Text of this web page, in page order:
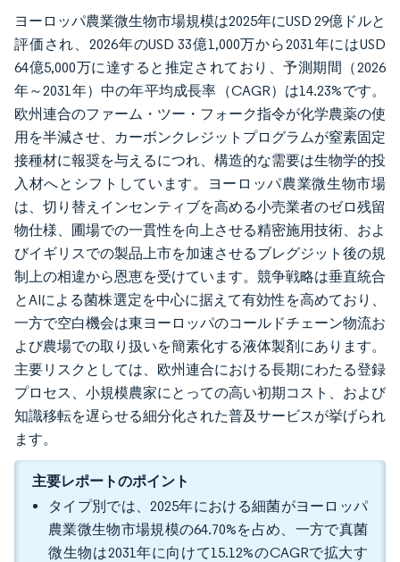
ヨーロッパ農業微生物市場規模は2025年にUSD 29億ドルと
評価され、2026年のUSD 33億1,000万から2031年にはUSD
64億5,000万に達すると推定されており、予測期間（2026
年～2031年）中の年平均成長率（CAGR）は14.23%です。
欧州連合のファーム・ツー・フォーク指令が化学農薬の使
用を半減させ、カーボンクレジットプログラムが窒素固定
接種材に報奨を与えるにつれ、構造的な需要は生物学的投
入材へとシフトしています。ヨーロッパ農業微生物市場
は、切り替えインセンティブを高める小売業者のゼロ残留
物仕様、圃場での一貫性を向上させる精密施用技術、およ
びイギリスでの製品上市を加速させるブレグジット後の規
制上の相違から恩恵を受けています。競争戦略は垂直統合
とAIによる菌株選定を中心に据えて有効性を高めており、
一方で空白機会は東ヨーロッパのコールドチェーン物流お
よび農場での取り扱いを簡素化する液体製剤にあります。
主要リスクとしては、欧州連合における長期にわたる登録
プロセス、小規模農家にとっての高い初期コスト、および
知識移転を遅らせる細分化された普及サービスが挙げられ
ます。
主要レポートのポイント
タイプ別では、2025年における細菌がヨーロッパ
農業微生物市場規模の64.70%を占め、一方で真菌
微生物は2031年に向けて15.12%のCAGRで拡大す